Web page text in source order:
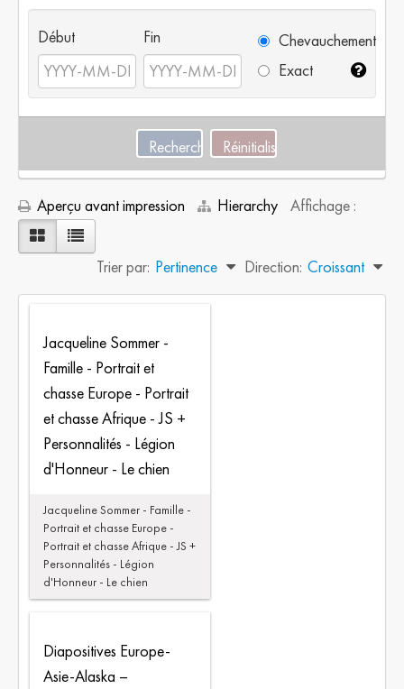
Début Fin
Chevauchement
Exact
Aperçu avant impression Hierarchy Affichage :
Trier par: Pertinence Direction: Croissant
Jacqueline Sommer -
Famille - Portrait et
chasse Europe - Portrait
et chasse Afrique - JS +
Personnalités - Légion
d'Honneur - Le chien
Jacqueline Sommer - Famille -
Portrait et chasse Europe -
Portrait et chasse Afrique - JS +
Personnalités - Légion
d'Honneur - Le chien
Diapositives Europe-
Asie-Alaska –